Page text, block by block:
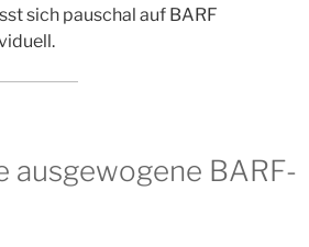
sich pauschal auf BARF
ausgewogene BARF-